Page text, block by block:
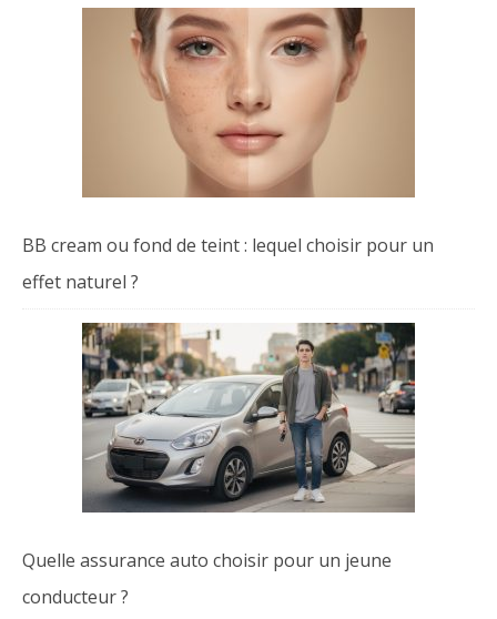
BB cream ou fond de teint : lequel choisir pour un
effet naturel ?
Quelle assurance auto choisir pour un jeune
conducteur ?